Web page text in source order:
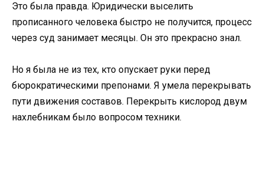
Это была правда. Юридически выселить
прописанного человека быстро не получится, процесс
через суд занимает месяцы. Он это прекрасно знал.
Но я была не из тех, кто опускает руки перед
бюрократическими препонами. Я умела перекрывать
пути движения составов. Перекрыть кислород двум
нахлебникам было вопросом техники.